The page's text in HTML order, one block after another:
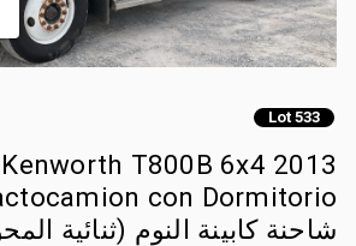
Lot 533
2013 Kenworth T800B 6x4
شاحنة كابينة النوم (ثنائية